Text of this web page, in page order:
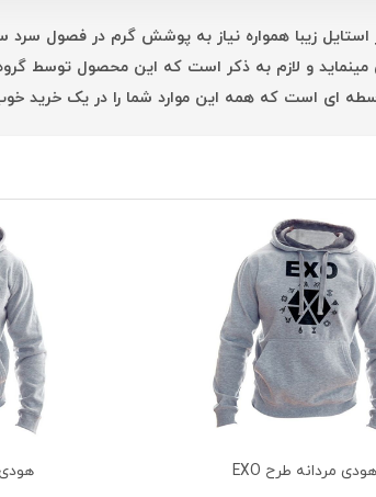
زیبا همواره نیاز به پوشش گرم در فصول سرد
و لازم به ذکر است که این محصول توسط
هودی مردانه طرح EXO